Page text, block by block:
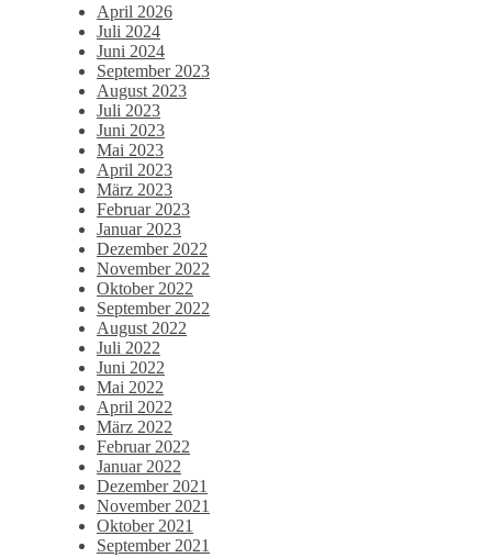
April 2026
Juli 2024
Juni 2024
September 2023
August 2023
Juli 2023
Juni 2023
Mai 2023
April 2023
März 2023
Februar 2023
Januar 2023
Dezember 2022
November 2022
Oktober 2022
September 2022
August 2022
Juli 2022
Juni 2022
Mai 2022
April 2022
März 2022
Februar 2022
Januar 2022
Dezember 2021
November 2021
Oktober 2021
September 2021